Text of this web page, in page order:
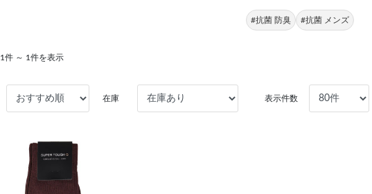
#抗菌 防臭 #抗菌 メンズ
1件 ～ 1件を表示
在庫 表示件数